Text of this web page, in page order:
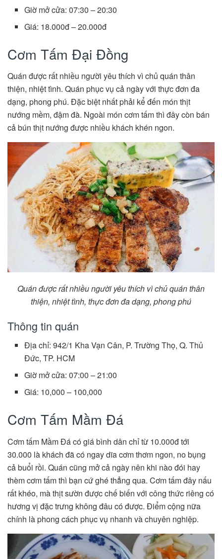
Giờ mở cửa: 07:30 – 20:30
Giá: 18.000đ – 20.000đ
Cơm Tấm Đại Đồng
Quán được rất nhiều người yêu thích vì chủ quán thân
thiện, nhiệt tình. Quán phục vụ cả ngày với thực đơn đa
dạng, phong phú. Đặc biệt nhất phải kể đến món thịt
nướng mềm, đậm đà. Ngoài món cơm tấm thì đây còn bán
cả bún thịt nướng được nhiều khách khén ngon.
Quán được rất nhiều người yêu thích vì chủ quán thân
thiện, nhiệt tình, thực đơn đa dạng, phong phú
Thông tin quán
Địa chỉ: 942/1 Kha Vạn Cân, P. Trường Thọ, Q. Thủ
Đức, TP. HCM
Giờ mở cửa: 07:00 – 21:00
Giá: 10,000 – 100,000
Cơm Tấm Mầm Đá
Cơm tấm Mầm Đá có giá bình dân chỉ từ 10.000đ tới
30.000 là khách đã có ngay dĩa cơm thơm ngon, no bụng
cả buổi rồi. Quán cũng mở cả ngày nên khi nào đói hay
thèm cơm tấm thì bạn cứ ghé thẳng qua. Cơm tấm đây nấu
rất khéo, mà thịt sườn được chế biến với công thức riêng có
hương vị đặc trưng không đâu có được. Điểm cộng nữa
chính là phong cách phục vụ nhanh và chuyên nghiệp.